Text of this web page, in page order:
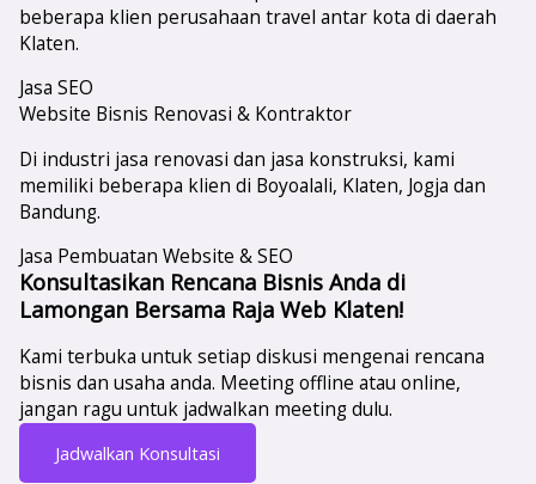
beberapa klien perusahaan travel antar kota di daerah
Klaten.
Jasa SEO
Website Bisnis Renovasi & Kontraktor
Di industri jasa renovasi dan jasa konstruksi, kami
memiliki beberapa klien di Boyoalali, Klaten, Jogja dan
Bandung.
Jasa Pembuatan Website & SEO
Konsultasikan Rencana Bisnis Anda di
Lamongan Bersama Raja Web Klaten!
Kami terbuka untuk setiap diskusi mengenai rencana
bisnis dan usaha anda. Meeting offline atau online,
jangan ragu untuk jadwalkan meeting dulu.
Jadwalkan Konsultasi